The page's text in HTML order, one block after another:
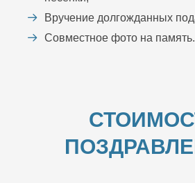
Вручение долгожданных
Совместное фото на память.